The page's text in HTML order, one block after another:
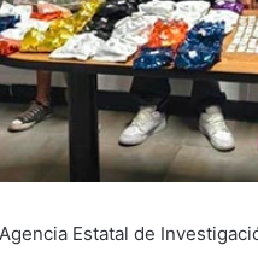
Estatal de